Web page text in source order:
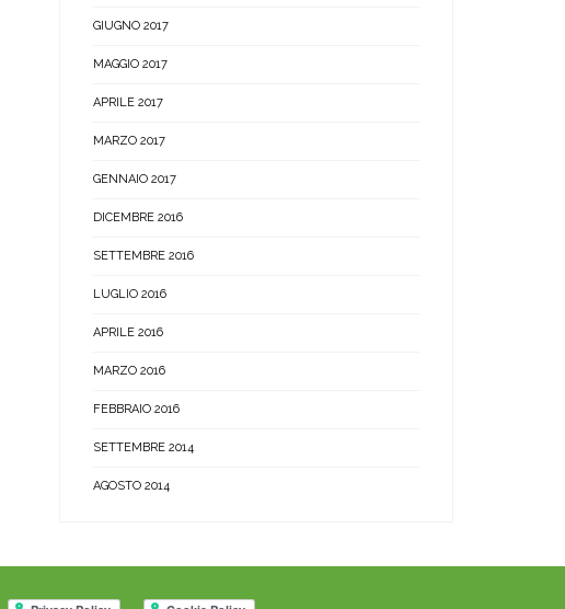
GIUGNO 2017
MAGGIO 2017
APRILE 2017
MARZO 2017
GENNAIO 2017
DICEMBRE 2016
SETTEMBRE 2016
LUGLIO 2016
APRILE 2016
MARZO 2016
FEBBRAIO 2016
SETTEMBRE 2014
AGOSTO 2014